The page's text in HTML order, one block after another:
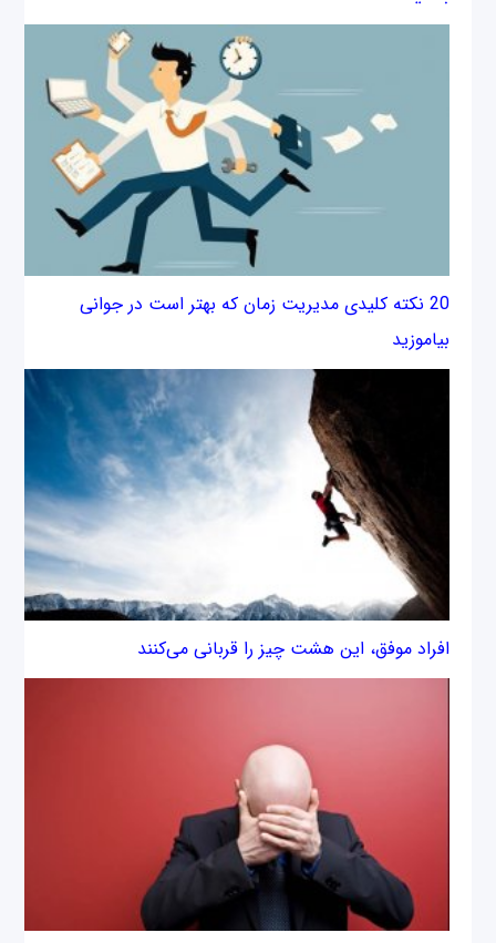
20 نكته كليدی مديريت زمان كه بهتر است در جوانی
بیاموزید
افراد موفق، این هشت چیز را قربانی می‌کنند